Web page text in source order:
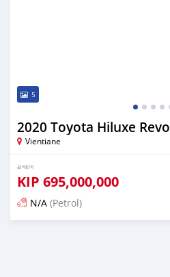
5
2020 Toyota Hiluxe Revo
Vientiane
ລາຄາ
KIP 695,000,000
N/A (Petrol)